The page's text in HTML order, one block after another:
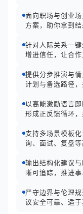
面向职场与创业
方案，助你拿到结
针对人际关系一
增进信任，让合作
提供分步推演与
计划与备选路径，
以高能激励语言
形成正反馈循环，
支持多场景模板
询、面试、复盘等
输出结构化建议
晰可追踪，推进事
严守边界与伦理
议安全可靠、适于